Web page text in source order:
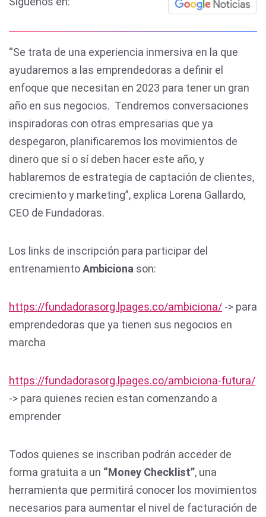
“Se trata de una experiencia inmersiva en la que
ayudaremos a las emprendedoras a definir el
enfoque que necesitan en 2023 para tener un gran
año en sus negocios. Tendremos conversaciones
inspiradoras con otras empresarias que ya
despegaron, planificaremos los movimientos de
dinero que sí o sí deben hacer este año, y
hablaremos de estrategia de captación de clientes,
crecimiento y marketing”, explica Lorena Gallardo,
CEO de Fundadoras.
Los links de inscripción para participar del
entrenamientoAmbiciona son:
https://fundadorasorg.lpages.co/ambiciona/ -> para
emprendedoras que ya tienen sus negocios en
marcha
https://fundadorasorg.lpages.co/ambiciona-futura/
-> para quienes recien estan comenzando a
emprender
Todos quienes se inscriban podrán acceder de
forma gratuita a un “Money Checklist”, una
herramienta que permitirá conocer los movimientos
necesarios para aumentar el nivel de facturación de